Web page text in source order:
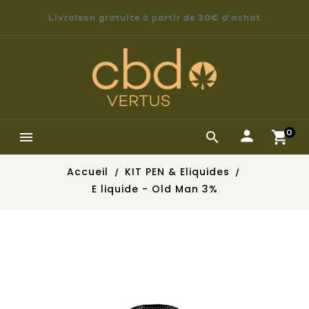
Livraison gratuite à partir de 30€ d'achat
  0
Accueil
KIT PEN & Eliquides
E liquide - Old Man 3%